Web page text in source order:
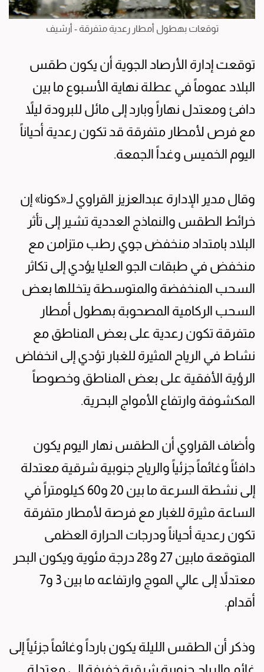
توقعات بهطول أمطار رعدية متفرقة - أرشيف
توقعت إدارة الأرصاد الجوية أن يكون طقس
البلاد عموماً في عطلة نهاية الأسبوع ما بين
دافئ ومعتدل نهاراً وبارد إلى مائل للبرودة ليلاً
مع فرص لأمطار متفرقة قد تكون رعدية أحياناً
اليوم الخميس وغداً الجمعة.
وقال مدير الإدارة عبدالعزيز القراوي لـ«كونا» إن
خرائط الطقس والنماذج العددية تشير إلى تأثر
البلاد بامتداد منخفض جوي رطب متزامن مع
منخفض في طبقات الجو العليا يؤدي إلى تكاثر
السحب المنخفضة والمتوسطة يتخللها بعض
السحب الركامية المصحوبة بهطول أمطار
متفرقة تكون رعدية على بعض المناطق مع
نشاط في الرياح المثيرة للغبار تؤدي إلى انخفاض
الرؤية الأفقية على بعض المناطق وخصوصاً
المكشوفة وارتفاع الأمواج البحرية.
وأضاف القراوي أن الطقس نهار اليوم يكون
دافئاً وغائماً جزئياً والرياح جنوبية شرقية معتدلة
إلى نشطة السرعة ما بين 20 و60 كيلومتراً في
الساعة مثيرة للغبار مع فرصة لأمطار متفرقة
تكون رعدية أحياناً ودرجات الحرارة العظمى
المتوقعة مابين 27 و28 درجة مئوية ويكون البحر
معتدلاً إلى عالي الموج وارتفاعه ما بين 3 و7
أقدام.
وذكر أن الطقس الليلة يكون بارداً وغائماً جزئياً إلى